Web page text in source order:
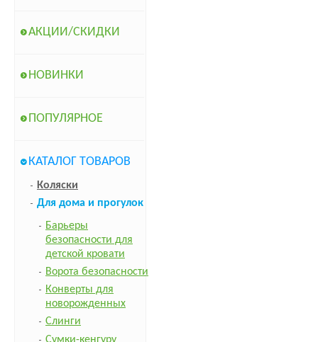
АКЦИИ/СКИДКИ
НОВИНКИ
ПОПУЛЯРНОЕ
КАТАЛОГ ТОВАРОВ
Коляски
Для дома и прогулок
Барьеры
безопасности для
детской кровати
Ворота безопасности
Конверты для
новорожденных
Слинги
Сумки-кенгуру